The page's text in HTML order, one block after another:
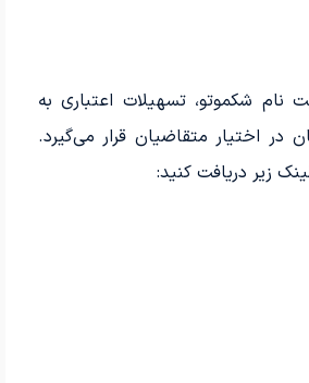
نام شکموتو، تسهیلات اعتباری به
تومان در اختیار متقاضیان قرار می‌گیرد.
زیر دریافت کنید: